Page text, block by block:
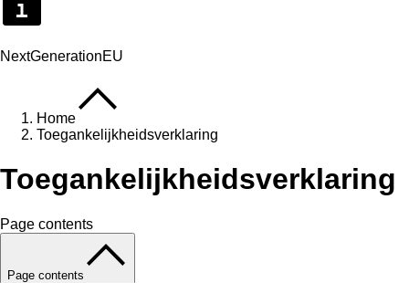
NextGenerationEU
Home
Toegankelijkheidsverklaring
Toegankelijkheidsverklaring
Page contents
Page contents